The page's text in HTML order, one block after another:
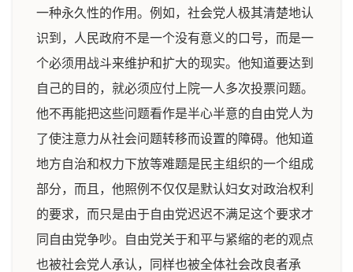
一种永久性的作用。例如，社会党人极其清楚地认
识到，人民政府不是一个没有意义的口号，而是一
个必须用战斗来维护和扩大的现实。他知道要达到
自己的目的，就必须应付上院一人多次投票问题。
他不再能把这些问题看作是半心半意的自由党人为
了使注意力从社会问题转移而设置的障碍。他知道
地方自治和权力下放等难题是民主组织的一个组成
部分，而且，他照例不仅仅是默认妇女对政治权利
的要求，而只是由于自由党迟迟不满足这个要求才
同自由党争吵。自由党关于和平与紧缩的老的观点
也被社会党人承认，同样也被全体社会改良者承